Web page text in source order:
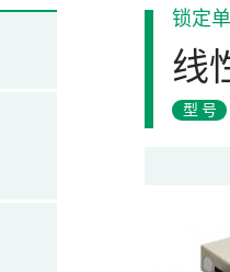
锁定
线
型号